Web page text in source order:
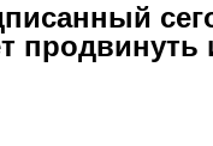
продвинуть